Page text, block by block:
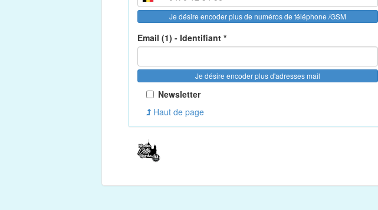
Je désire encoder plus de numéros de téléphone /GSM
Email (1) - Identifiant *
Je désire encoder plus d'adresses mail
Newsletter
Haut de page